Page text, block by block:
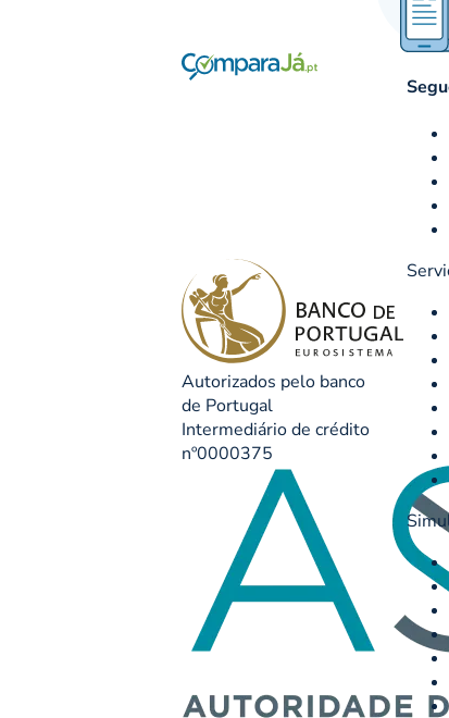
Autorizados pelo banco
de Portugal
Intermediário de crédito
nº0000375